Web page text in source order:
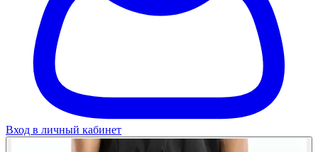
Вход в личный кабинет